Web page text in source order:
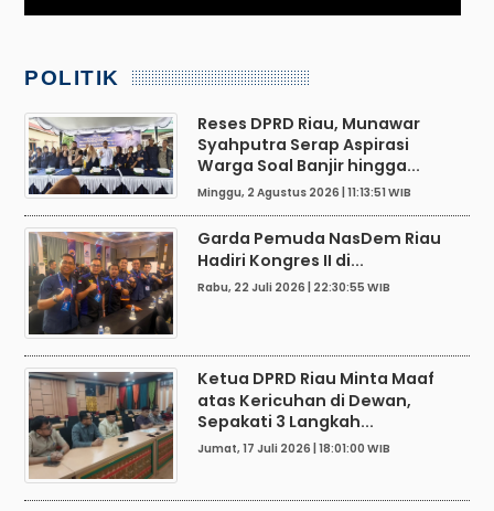
POLITIK
Reses DPRD Riau, Munawar
Syahputra Serap Aspirasi
Warga Soal Banjir hingga...
Minggu, 2 Agustus 2026 | 11:13:51 WIB
Garda Pemuda NasDem Riau
Hadiri Kongres II di...
Rabu, 22 Juli 2026 | 22:30:55 WIB
Ketua DPRD Riau Minta Maaf
atas Kericuhan di Dewan,
Sepakati 3 Langkah...
Jumat, 17 Juli 2026 | 18:01:00 WIB